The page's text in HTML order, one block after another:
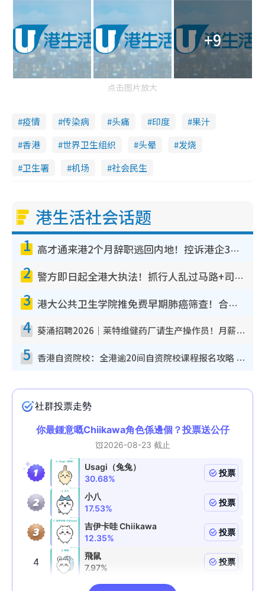
+9
点击图片放大
疫情 传染病 头痛 印度
果汁
香港
世界卫生组织 头晕
发烧
卫生署
机场 社会民生
港生活社会话题
1 高才通来港2个月辞职逃回内地！控诉港企3宗罪，叹微管理极窒息
2 警方即日起全港大执法！抓行人乱过马路+司机不专注驾驶！乱过马路罚$2000
3 港大公共卫生学院推免费早期肺癌筛查！合资格人士将获全额资助定期血液化验/电脑断层扫描/风险评估
4 葵涌招聘2026｜莱特维健药厂请生产操作员！月薪高达$1.7万 冷气厂房/五天工作/保障双粮
5 香港自资院校：全港逾20间自资院校课程报名攻略 留位费可退/申请日期/报名链接